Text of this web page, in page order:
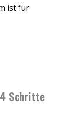
ist für
Schritte